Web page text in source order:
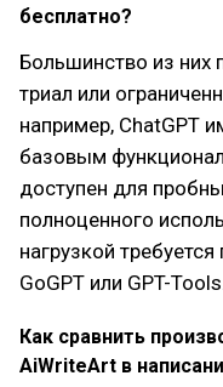
бесплатно?
Большинство из них
триал или
например, ChatGPT
базовым
доступен для
полноценного
нагрузкой
GoGPT или GPT-
Как сравнить
AiWriteArt в